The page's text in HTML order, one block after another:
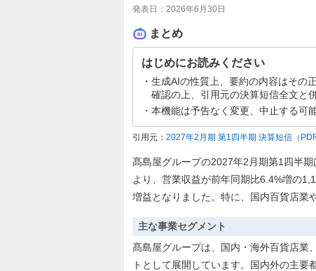
発表日： 2026年6月30日
まとめ
はじめにお読みください
生成AIの性質上、要約の内容はその
確認の上、引用元の決算短信全文と
本機能は予告なく変更、中止する可
引用元： 2027年2月期 第1四半期 決算短信 （
髙島屋グループの2027年2月期第1四半
より、営業収益が前年同期比6.4%増の
増益となりました。特に、国内百貨店業
主な事業セグメント
髙島屋グループは、国内・海外百貨店業
トとして展開しています。国内外の主